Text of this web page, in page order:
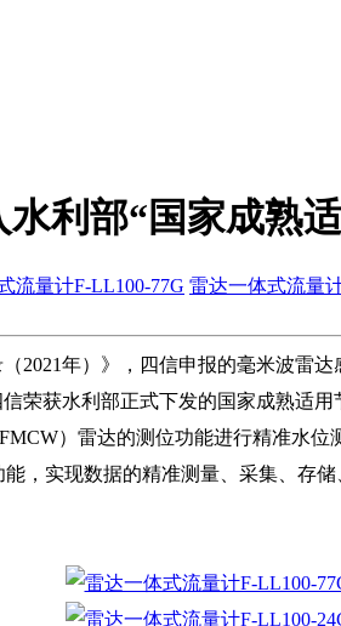
利部“国家成熟
流量计F-LL100-77G 雷达一体式流量
年）》，四信申报的毫米波雷达
）雷达的测位功能进行精准水
，实现数据的精准测量、采集、存储